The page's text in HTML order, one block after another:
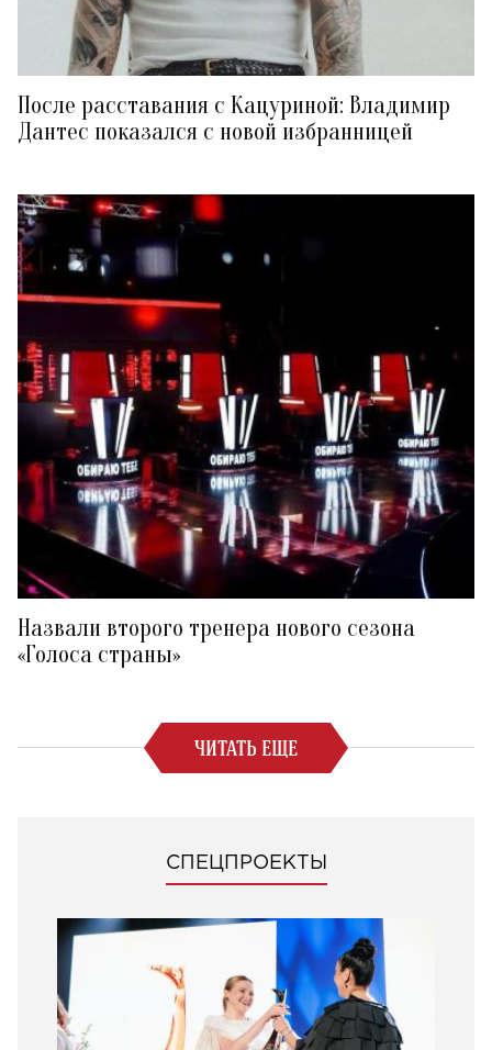
После расставания с Кацуриной: Владимир
Дантес показался с новой избранницей
Назвали второго тренера нового сезона
«Голоса страны»
ЧИТАТЬ ЕЩЕ
СПЕЦПРОЕКТЫ